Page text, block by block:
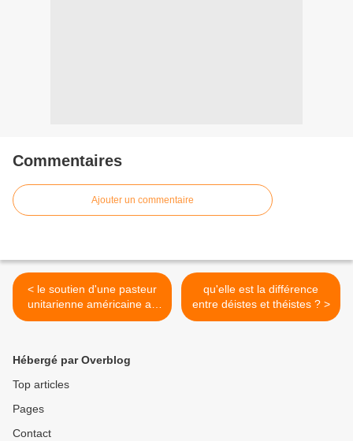
Commentaires
Ajouter un commentaire
< le soutien d'une pasteur
unitarienne américaine au
Manifeste d'Avignon
qu'elle est la différence
entre déistes et théistes ? >
Hébergé par Overblog
Top articles
Pages
Contact